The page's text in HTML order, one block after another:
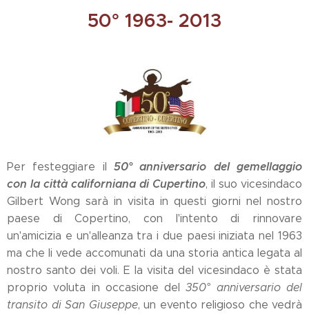
50° 1963- 2013
Per festeggiare il 50° anniversario del gemellaggio
con la città californiana di Cupertino, il suo vicesindaco
Gilbert Wong sarà in visita in questi giorni nel nostro
paese di Copertino, con l'intento di rinnovare
un'amicizia e un'alleanza tra i due paesi iniziata nel 1963
ma che li vede accomunati da una storia antica legata al
nostro santo dei voli. E la visita del vicesindaco è stata
proprio voluta in occasione del350° anniversario del
transito di San Giuseppe, un evento religioso che vedrà